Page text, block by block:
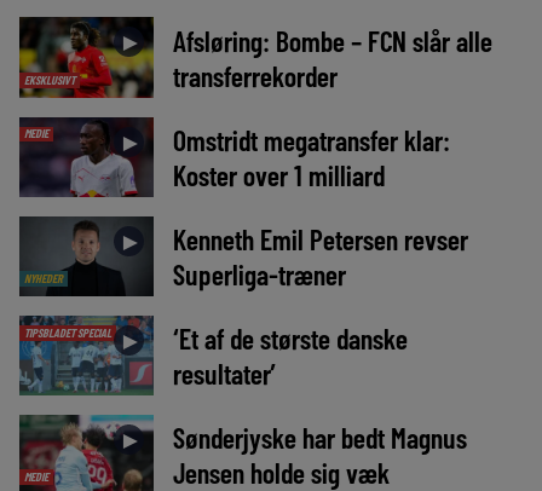
EKSKLUSIVT
►
Afsløring: Bombe – FCN slår alle
transferrekorder
MEDIE ►
Omstridt megatransfer klar:
Koster over 1 milliard
NYHEDER
►
Kenneth Emil Petersen revser
Superliga-træner
TIPSBLADET SPECIAL ►
‘Et af de største danske
resultater’
MEDIE
►
Sønderjyske har bedt Magnus
Jensen holde sig væk